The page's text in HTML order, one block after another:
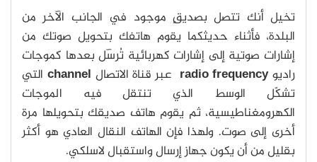
تخيل أنك تتصل بصديقٍ موجود في الجانب الآخر من
البلدة، فأثناء حديثكما يقوم هاتفك بتحويل صوتك من
إشارات صوتية إلى إشارات كهربائية تُرسٓل بعدها كموجات
راديوradio frequency عبر قناة الاتصال
التي
تشكّل الوسط الذي تنتقل فيه الموجات
الكهرومغناطيسية، ثم يقوم هاتف صديقك بتحويلها مرة
أخرى إلى صوت. ولهذا فإن الهاتف النقال العادي هو أكثر
بقليل من أن يكون جهاز إرسال واستقبال لاسلكي.